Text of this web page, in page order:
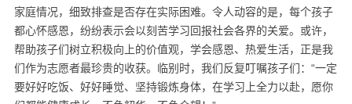
家庭情况，细致排查是否存在实际困难。令人动容的是，每个孩子
都心怀感恩，纷纷表示会以刻苦学习回报社会各界的关爱。或许，
帮助孩子们树立积极向上的价值观，学会感恩、热爱生活，正是我
们作为志愿者最珍贵的收获。临别时，我们反复叮嘱孩子们：“一定
要好好吃饭、好好睡觉、坚持锻炼身体，在学习上全力以赴，愿你